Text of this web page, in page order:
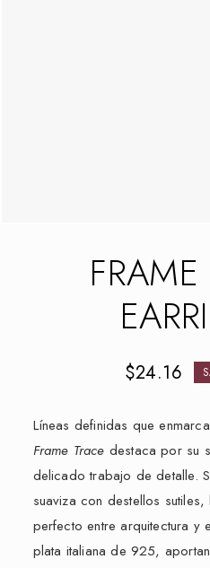
$24.16
Líneas definidas que
Frame Trace destaca por su
delicado trabajo de detalle.
suaviza con destellos
perfecto entre arquitectura y
plata italiana de 925,